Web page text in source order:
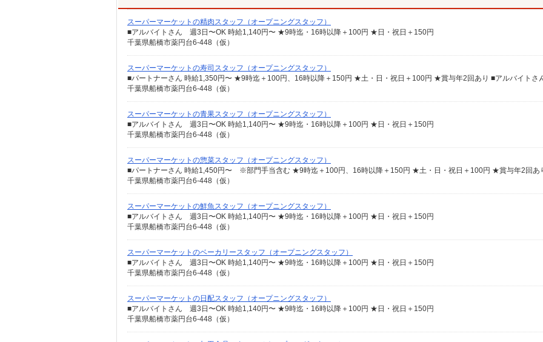
スーパーマーケットの精肉スタッフ（オープニングスタッフ）
■アルバイトさん 週3日〜OK 時給1,140円〜 ★9時迄・16時以降＋100円 ★日・祝日＋150円
千葉県船橋市薬円台6-448（仮）
スーパーマーケットの寿司スタッフ（オープニングスタッフ）
千葉県船橋市薬円台6-448（仮）
スーパーマーケットの青果スタッフ（オープニングスタッフ）
■アルバイトさん 週3日〜OK 時給1,140円〜 ★9時迄・16時以降＋100円 ★日・祝日＋150円
千葉県船橋市薬円台6-448（仮）
スーパーマーケットの惣菜スタッフ（オープニングスタッフ）
千葉県船橋市薬円台6-448（仮）
スーパーマーケットの鮮魚スタッフ（オープニングスタッフ）
■アルバイトさん 週3日〜OK 時給1,140円〜 ★9時迄・16時以降＋100円 ★日・祝日＋150円
千葉県船橋市薬円台6-448（仮）
スーパーマーケットのベーカリースタッフ（オープニングスタッフ）
■アルバイトさん 週3日〜OK 時給1,140円〜 ★9時迄・16時以降＋100円 ★日・祝日＋150円
千葉県船橋市薬円台6-448（仮）
スーパーマーケットの日配スタッフ（オープニングスタッフ）
■アルバイトさん 週3日〜OK 時給1,140円〜 ★9時迄・16時以降＋100円 ★日・祝日＋150円
千葉県船橋市薬円台6-448（仮）